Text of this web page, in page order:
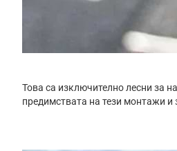
Това са изключително лесни за
предимствата на тези монтажи